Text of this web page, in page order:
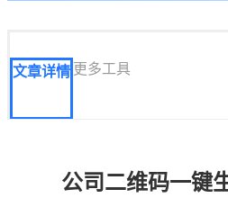
文章详情更多工具
公司二维码一键